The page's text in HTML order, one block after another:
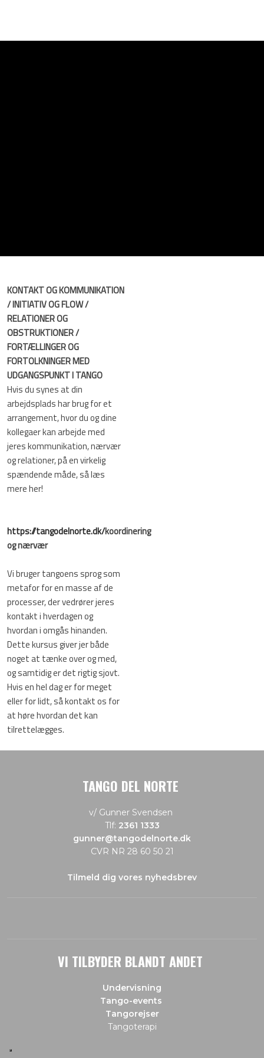
KONTAKT OG KOMMUNIKATION
/ INITIATIV OG FLOW /
RELATIONER OG
OBSTRUKTIONER /
FORTÆLLINGER OG
FORTOLKNINGER MED
UDGANGSPUNKT I TANGO
Hvis du synes at din
arbejdsplads har brug for et
arrangement, hvor du og dine
kollegaer kan arbejde med
jeres kommunikation, nærvær
og relationer, på en virkelig
spændende måde, så læs
mere her!
https://tangodelnorte.dk/koordinering
og nærvær
Vi bruger tangoens sprog som
metafor for en masse af de
processer, der vedrører jeres
kontakt i hverdagen og
hvordan i omgås hinanden.
Dette kursus giver jer både
noget at tænke over og med,
og samtidig er det rigtig sjovt.
Hvis en hel dag er for meget
eller for lidt, så kontakt os for
at høre hvordan det kan
tilrettelægges.
TANGO DEL NORTE
v/ Gunner Svendsen
Tlf: 2361 1333
gunner@tangodelnorte.dk
CVR NR 28 60 50 21
Tilmeld dig vores nyhedsbrev
VI TILBYDER BLANDT ANDET
Undervisning
Tango-events
Tangorejser
Tangoterapi